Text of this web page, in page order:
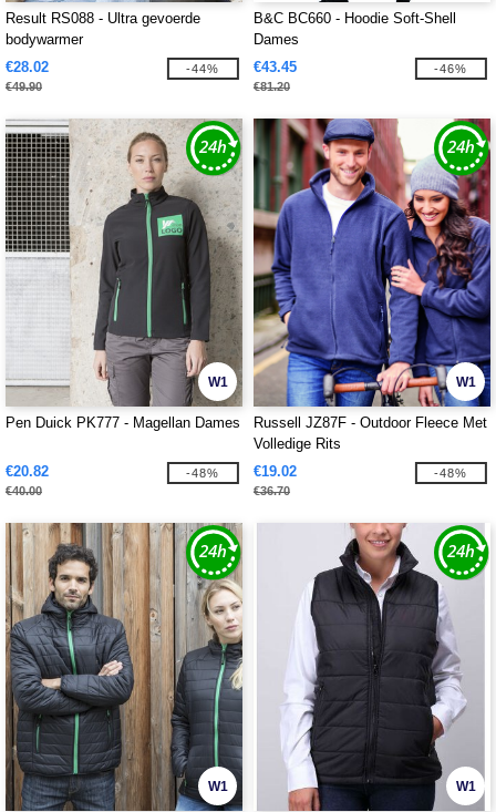
Result RS088 - Ultra gevoerde
bodywarmer
€28.02
€49.90
-44%
B&C BC660 - Hoodie Soft-Shell
Dames
€43.45
€81.20
-46%
W1
Pen Duick PK777 - Magellan Dames
€20.82
€40.00
-48%
W1
Russell JZ87F - Outdoor Fleece Met
Volledige Rits
€19.02
€36.70
-48%
W1 W1